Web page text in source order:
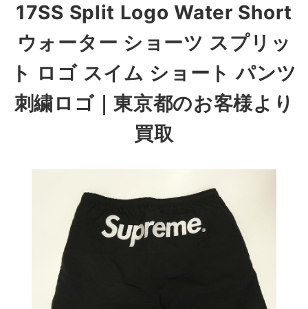
17SS Split Logo Water Short
ウォーター ショーツ スプリッ
ト ロゴ スイム ショート パンツ
刺繍ロゴ｜東京都のお客様より
買取